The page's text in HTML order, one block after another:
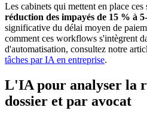
Les cabinets qui mettent en place ces
réduction des impayés de 15 % à
significative du délai moyen de
comment ces workflows s'intègrent
d'automatisation, consultez notre
tâches par IA en entreprise.
L'IA pour analyser la
dossier et par avocat